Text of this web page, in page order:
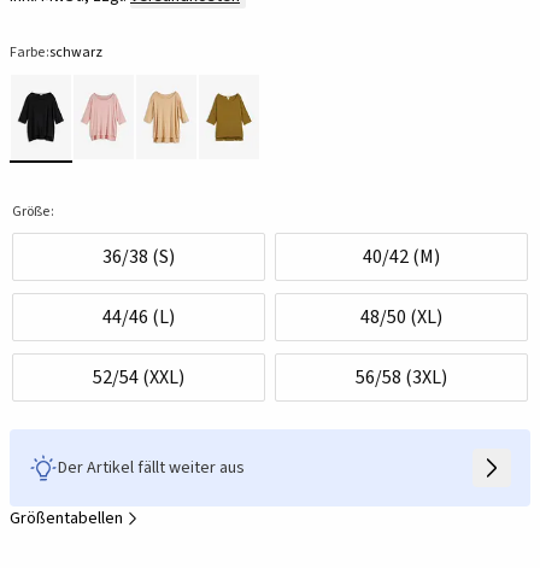
Farbe:schwarz
Größe:
36/38 (S) 40/42 (M)
44/46 (L) 48/50 (XL)
52/54 (XXL) 56/58 (3XL)
Der Artikel fällt weiter aus
Größentabellen